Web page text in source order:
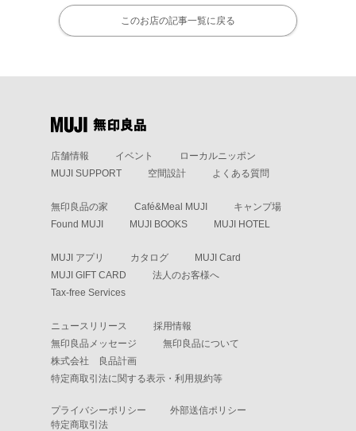
このお店の記事一覧に戻る
店舗情報 イベント
ローカルニッポン
MUJI SUPPORT
空間設計 よくある質問
無印良品の家 Café&Meal MUJI
キャンプ場
Found MUJI
MUJI BOOKS MUJI HOTEL
MUJI アプリ カタログ
MUJI Card
MUJI GIFT CARD
法人のお客様へ
Tax-free Services
ニュースリリース
採用情報
無印良品メッセージ
無印良品について
株式会社 良品計画
特定商取引法に関する表示・利用規約等
プライバシーポリシー
外部送信ポリシー
特定商取引法